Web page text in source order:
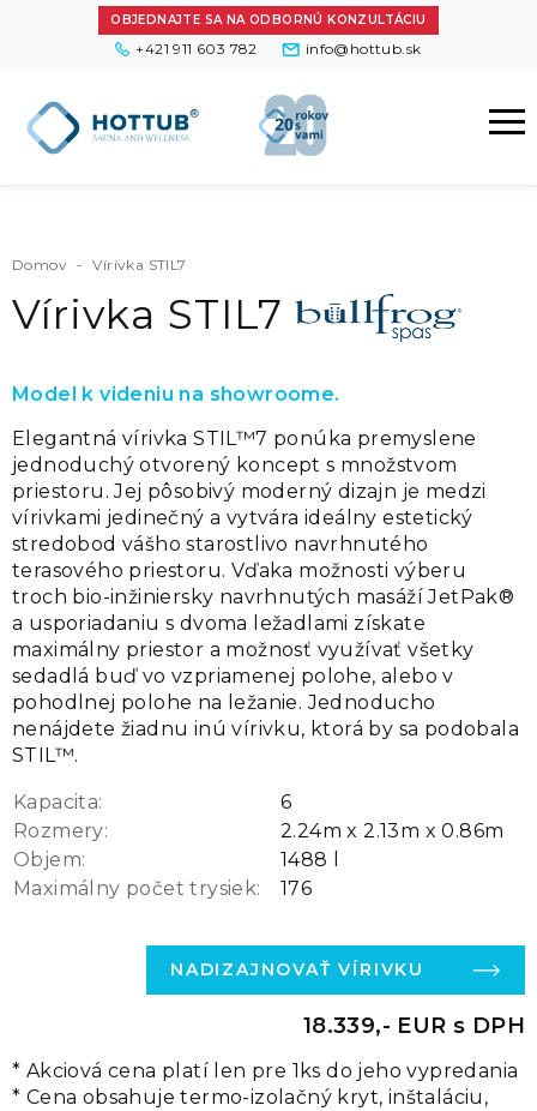
OBJEDNAJTE SA NA ODBORNÚ KONZULTÁCIU
+421 911 603 782 info@hottub.sk
Domov - Vírivka STIL7
Vírivka STIL7
Model k videniu na showroome.
Elegantná vírivka STIL™7 ponúka premyslene
jednoduchý otvorený koncept s množstvom
priestoru. Jej pôsobivý moderný dizajn je medzi
vírivkami jedinečný a vytvára ideálny estetický
stredobod vášho starostlivo navrhnutého
terasového priestoru. Vďaka možnosti výberu
troch bio-inžiniersky navrhnutých masáží JetPak®
a usporiadaniu s dvoma ležadlami získate
maximálny priestor a možnosť využívať všetky
sedadlá buď vo vzpriamenej polohe, alebo v
pohodlnej polohe na ležanie. Jednoducho
nenájdete žiadnu inú vírivku, ktorá by sa podobala
STIL™.
Kapacita:
6
Rozmery:
2.24m x 2.13m x 0.86m
Objem:
1488 l
Maximálny počet trysiek:
176
NADIZAJNOVAŤ VÍRIVKU
18.339,- EUR s DPH
* Akciová cena platí len pre 1ks do jeho vypredania
* Cena obsahuje termo-izolačný kryt, inštaláciu,